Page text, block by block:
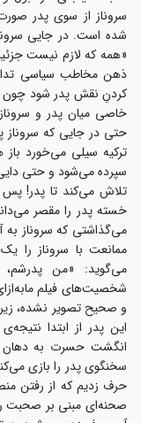
سروناز از سوی پدر
شده است. در جایی
«همه که لازم نیست
ذهن مخاطب سیاسی
کردنِ نقش پدر شود چون
خاصی میان پدر و
ترکیه سیلی می‌خورد باز
سپرده می‌شود و حتی دایی
تلاش می‌کند تا پدر! پس
خسته پدر را مقصر
می‌گذاشتی که سروناز به
ممانعت با سروناز
می‌گوید: «من پدرشم،
شخصیت‌های فیلم
و صحیح تصویر نشده،
این پدر از ابتدا
انگشت حسرت به دهان
سخنگوی پدر را بازی
حرف زدیم که از رفتن
صحنه‌ای مبنی بر صحبت